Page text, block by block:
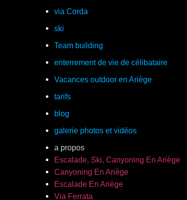
via Corda
ski
Team building
enterrement de vie de célibataire
Vacances outdoor en Ariège
tarifs
blog
galerie photos et vidéos
a propos
Escalade, Ski, Canyoning En Ariège
Canyoning En Ariège
Escalade En Ariège
Via Ferrata